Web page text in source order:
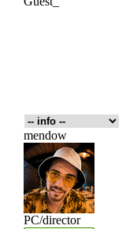
mendow
PC/director